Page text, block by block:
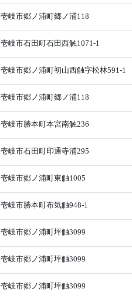
壱岐市郷ノ浦町郷ノ浦118
壱岐市石田町石田西触1071-1
壱岐市郷ノ浦町初山西触字松林591-1
壱岐市郷ノ浦町郷ノ浦118
壱岐市勝本町本宮南触236
壱岐市石田町印通寺浦295
壱岐市郷ノ浦町東触1005
壱岐市勝本町布気触948-1
壱岐市郷ノ浦町坪触3099
壱岐市郷ノ浦町坪触3099
壱岐市郷ノ浦町坪触3099